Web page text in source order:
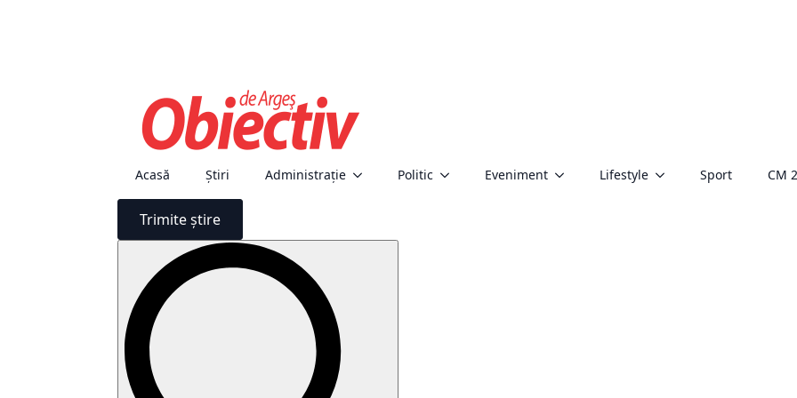
Acasă Știri Administraţie Politic Eveniment Lifestyle Sport CM
Trimite știre